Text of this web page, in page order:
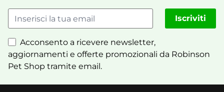
Acconsento a ricevere newsletter,
aggiornamenti e offerte promozionali da Robinson
Pet Shop tramite email.
Iscriviti